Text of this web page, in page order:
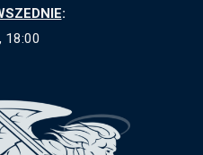
:
18:00